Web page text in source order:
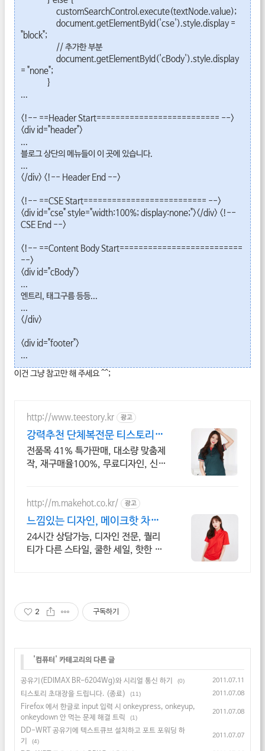
customSearchControl.execute(textNode.value);
document.getElementById('cse').style.display =
"block";
// 추가한 부분
document.getElementById('cBody').style.display
= "none";
}
...
<!-- ==Header Start========================== -->
<div id="header">
...
블로그 상단의 메뉴들이 이 곳에 있습니다.
...
</div> <!-- Header End -->
<!-- ==CSE Start========================== -->
<div id="cse" style="width:100%; display:none;"></div> <!--
CSE End -->
<!-- ==Content Body Start==========================
-->
<div id="cBody">
...
엔트리, 태그구름 등등...
...
</div>
<div id="footer">
...
이건 그냥 참고만 해 주세요 ^^;
http://www.teestory.kr 광고
강력추천 단체복전문 티스토리
16년 전통의 전문업체
전품목 41% 특가판매, 대소량 맞춤제
작, 재구매율100%, 무료디자인, 신속
http://m.makehot.co.kr/ 광고
느낌있는 디자인, 메이크핫 차별
화되고 세련된 디자인!
24시간 상담가능, 디자인 전문, 퀄리
티가 다른 스타일, 쿨한 세일, 핫한 디
2 구독하기
컴퓨터 ' 카테고리의 다른 글
공유기(EDIMAX BR-6204Wg)와 시리얼 통신 하기 (0) 2011.07.11
티스토리 초대장을 드립니다. (종료) (11) 2011.07.08
Firefox 에서 한글로 input 입력 시 onkeypress, onkeyup,
onkeydown 안 먹는 문제 해결 트릭
(1)
2011.07.08
DD-WRT 공유기에 텍스트큐브 설치하고 포트 포워딩 하
기
(4)
2011.07.07